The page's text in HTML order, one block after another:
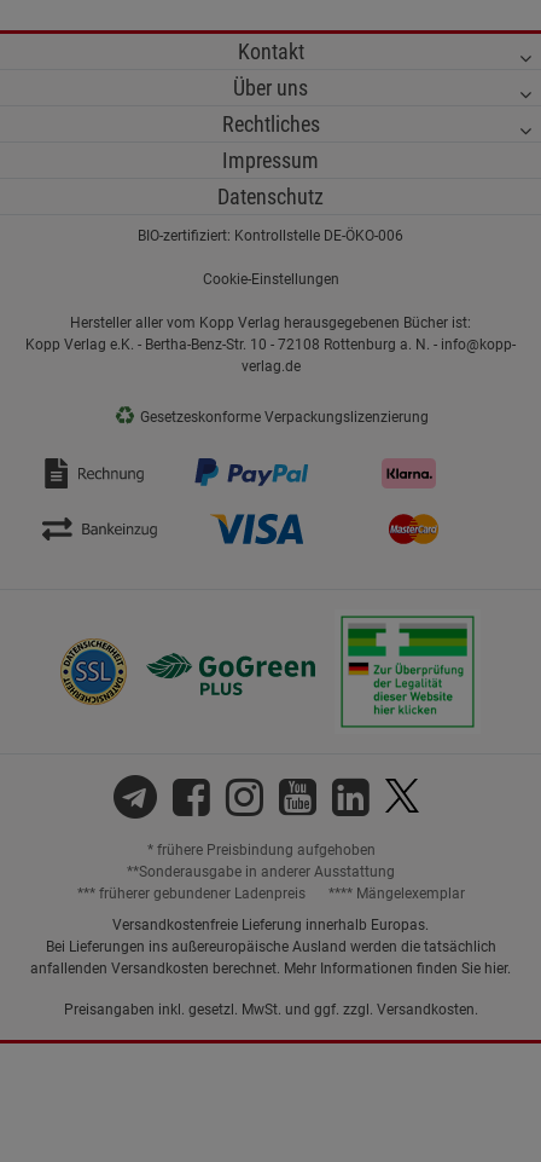
Kontakt
Über uns
Rechtliches
Impressum
Datenschutz
BIO-zertifiziert: Kontrollstelle DE-ÖKO-006
Cookie-Einstellungen
Hersteller aller vom Kopp Verlag herausgegebenen Bücher ist:
Kopp Verlag e.K. - Bertha-Benz-Str. 10 - 72108 Rottenburg a. N. - info@kopp-
verlag.de
♻ Gesetzeskonforme Verpackungslizenzierung
* frühere Preisbindung aufgehoben
**Sonderausgabe in anderer Ausstattung
*** früherer gebundener Ladenpreis
**** Mängelexemplar
Versandkostenfreie Lieferung innerhalb Europas.
Bei Lieferungen ins außereuropäische Ausland werden die tatsächlich
anfallenden Versandkosten berechnet. Mehr Informationen finden Sie hier.
Preisangaben inkl. gesetzl. MwSt. und ggf. zzgl. Versandkosten.